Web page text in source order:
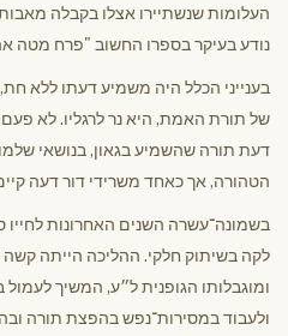
העלומות שנשתיירו אצלו בקבלה
נודע בעיקר בספרו החשוב "פרח מטה
בענייני הכלל היה משמיע דעתו ללא
של תורת האמת, היא נר לרגליו. לא
דעת תורה שהשמיע בגאון, בנושאי
הטהורה, אך כאחד משרידי דור דעה
בשמונה־עשרה השנים האחרונות
לקה בשיתוק חלקי. ההליכה הייתה קשה
ומוגבלותו הגופנית ל״ע, המשיך
ולעבוד במסירות־נפש בהפצת תורה